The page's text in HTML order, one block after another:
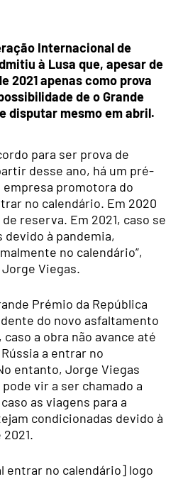
Internacional de
à Lusa que, apesar de
2021 apenas como prova
de o Grande
disputar mesmo em abril.
para ser prova de
desse ano, há um pré-
promotora do
no calendário. Em 2020
reserva. Em 2021, caso se
à pandemia,
no calendário”,
Viegas.
Prémio da República
do novo asfaltamento
a obra não avance até
a entrar no
entanto, Jorge Viegas
vir a ser chamado a
as viagens para a
condicionadas devido à
entrar no calendário] logo